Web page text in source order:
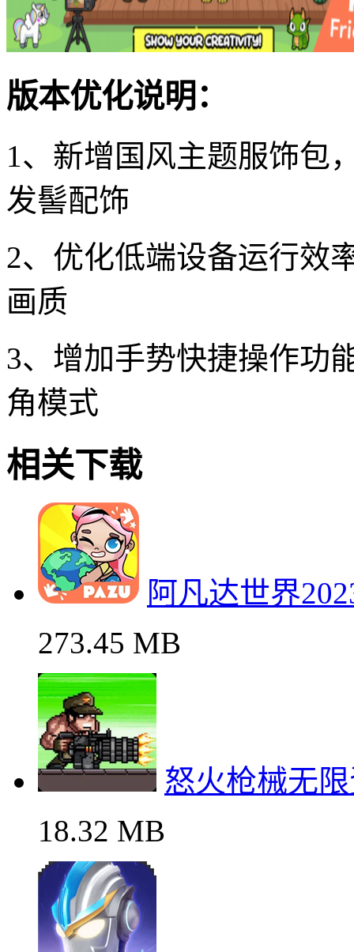
版本优化说明：
1、新增国风主题服饰包
发髻配饰
2、优化低端设备运行效
画质
3、增加手势快捷操作功
角模式
相关下载
阿凡达世界
273.45 MB
怒火枪械无
18.32 MB